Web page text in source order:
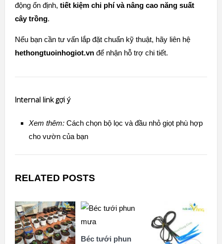
động ổn định, tiết kiệm chi phí và nâng cao năng suất
cây trồng.
Nếu bạn cần tư vấn lắp đặt chuẩn kỹ thuật, hãy liên hệ
hethongtuoinhogiot.vnđể nhận hỗ trợ chi tiết.
Internal link gợi ý
Xem thêm: Cách chọn bộ lọc và đầu nhỏ giọt phù hợp
cho vườn của bạn
RELATED POSTS
Béc tưới phun